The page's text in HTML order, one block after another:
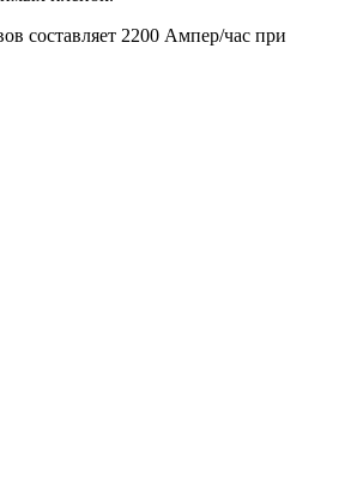
составляет 2200 Ампер/час при